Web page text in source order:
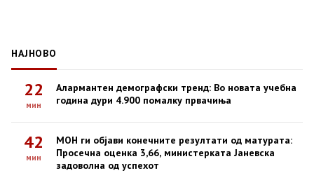
НАЈНОВО
22
мин
Алармантен демографски тренд: Во новата учебна
година дури 4.900 помалку првачиња
42
мин
МОН ги објави конечните резултати од матурата:
Просечна оценка 3,66, министерката Јаневска
задоволна од успехот